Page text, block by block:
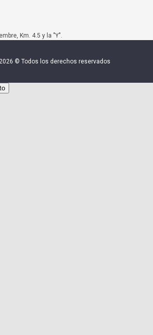
Km. 4.5 y la "Y".
2026 © Todos los derechos reservados